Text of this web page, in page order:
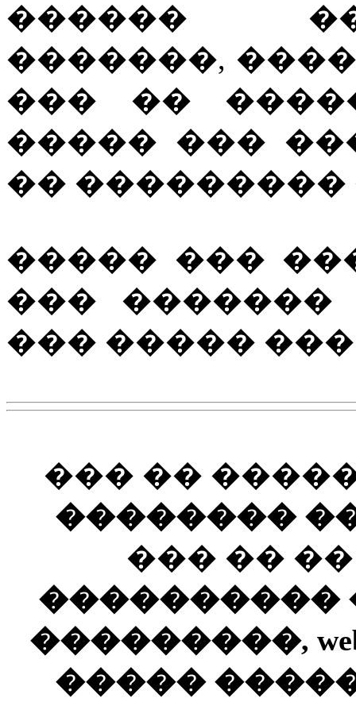
������
�������,
��� ��
����� ���
�� ���������
����� ���
��� �������
��� ����� ���
��� ��
��������
��� ��
����������
���������,
�����